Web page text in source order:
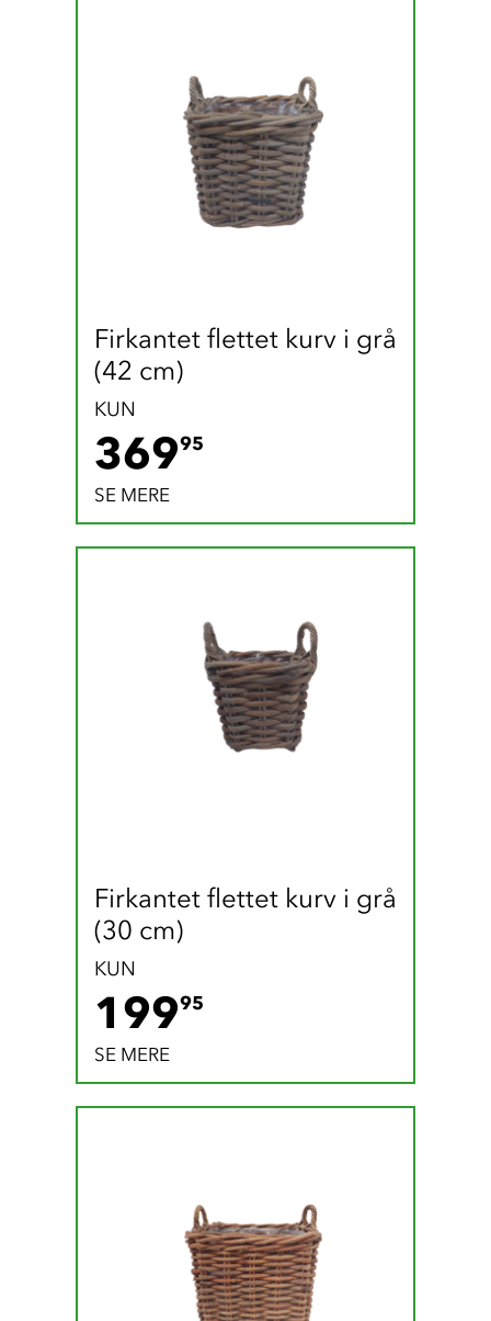
Firkantet flettet kurv i grå
(42 cm)
KUN
36995
SE MERE
Firkantet flettet kurv i grå
(30 cm)
KUN
19995
SE MERE